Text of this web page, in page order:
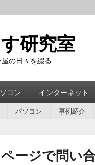
研究室
の日々を綴る
コン インターネット
パソコン 事例紹介
ージで問い